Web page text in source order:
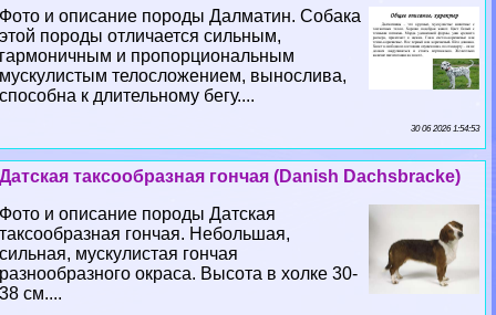
Фото и описание породы Далматин. Собака
этой породы отличается сильным,
гармоничным и пропорциональным
мускулистым телосложением, вынослива,
способна к длительному бегу....
30 06 2026 1:54:53
Датская таксообразная гончая (Danish Dachsbracke)
Фото и описание породы Датская
таксообразная гончая. Небольшая,
сильная, мускулистая гончая
разнообразного окраса. Высота в холке 30-
38 см....